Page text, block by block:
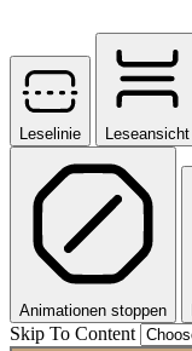
Leselinie Leseansicht
Animationen stoppen
Skip To Content